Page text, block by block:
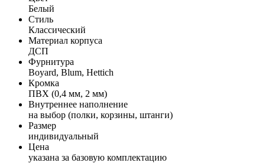
Белый
Стиль
Классический
Материал корпуса
ДСП
Фурнитура
Boyard, Blum, Hettich
Кромка
ПВХ (0,4 мм, 2 мм)
Внутреннее наполнение
на выбор (полки, корзины, штанги)
Размер
индивидуальный
Цена
указана за базовую комплектацию